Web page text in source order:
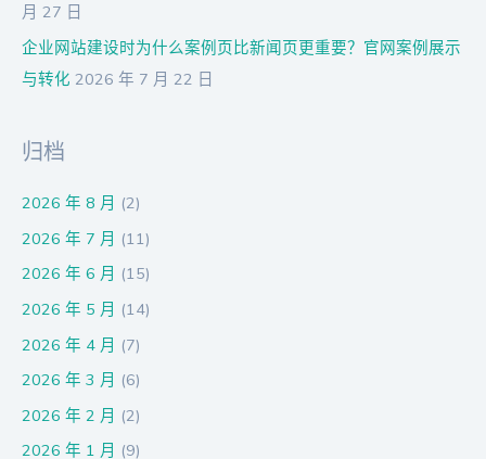
月 27 日
企业网站建设时为什么案例页比新闻页更重要？官网案例展示
与转化 2026 年 7 月 22 日
归档
2026 年 8 月 (2)
2026 年 7 月 (11)
2026 年 6 月 (15)
2026 年 5 月 (14)
2026 年 4 月 (7)
2026 年 3 月 (6)
2026 年 2 月 (2)
2026 年 1 月 (9)